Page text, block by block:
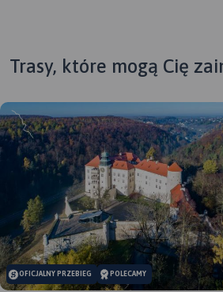
Trasy, które mogą Cię
OFICJALNY PRZEBIEG POLECAMY